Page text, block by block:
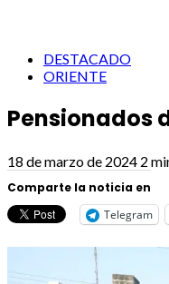
DESTACADO
ORIENTE
Pensionados
18 de marzo de 2024 2
Comparte la noticia en
Telegram